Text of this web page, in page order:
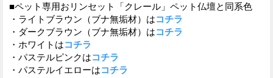
■ペット専用おリンセット「クレール」ペット仏壇と同系色
・ライトブラウン（ブナ無垢材）はコチラ
・ダークブラウン（ブナ無垢材）はコチラ
・ホワイトはコチラ
・パステルピンクはコチラ
・パステルイエローはコチラ